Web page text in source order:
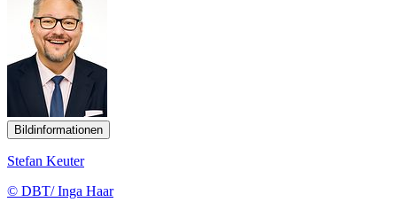
Bildinformationen
Stefan Keuter
© DBT/ Inga Haar